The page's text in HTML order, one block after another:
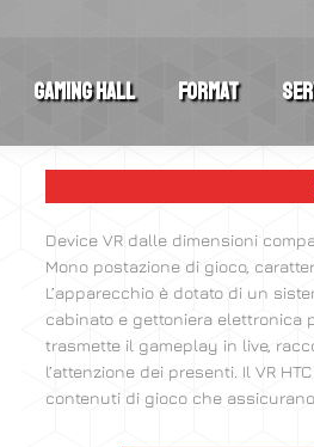
Gaming Hall Format
Device VR dalle dimensioni
Mono postazione di gioco,
L’apparecchio è dotato di un
cabinato e gettoniera elettronica
trasmette il gameplay in live,
l’attenzione dei presenti. Il VR
contenuti di gioco che